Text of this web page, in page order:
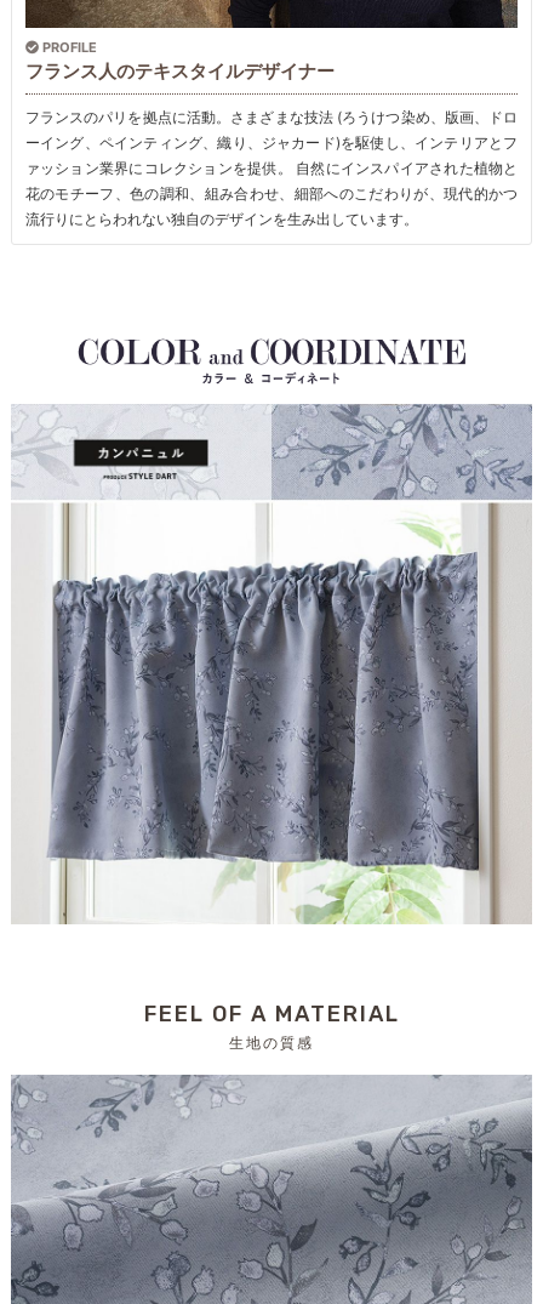
PROFILE
フランス人のテキスタイルデザイナー
フランスのパリを拠点に活動。さまざまな技法 (ろうけつ染め、版画、ドロ
ーイング、ペインティング、織り、ジャカード)を駆使し、インテリアとフ
ァッション業界にコレクションを提供。 自然にインスパイアされた植物と
花のモチーフ、色の調和、組み合わせ、細部へのこだわりが、現代的かつ
流行りにとらわれない独自のデザインを生み出しています。
FEEL OF A MATERIAL
生地の質感